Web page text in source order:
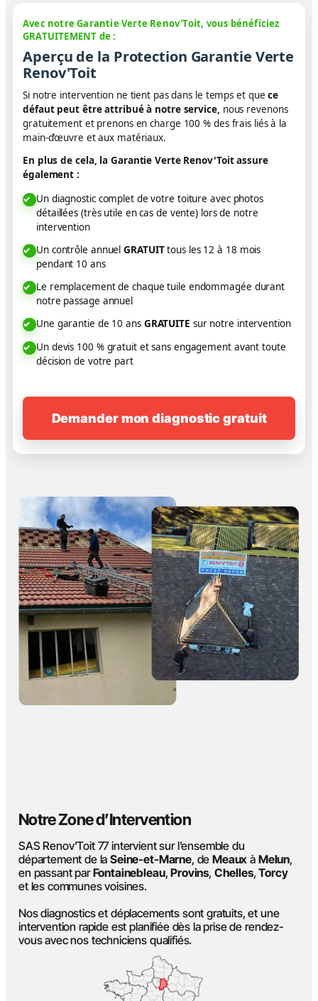
Avec notre Garantie Verte Renov'Toit, vous bénéficiez
GRATUITEMENT de :
Aperçu de la Protection Garantie Verte
Renov'Toit
Si notre intervention ne tient pas dans le temps et quece
défaut peut être attribué à notre service, nous revenons
gratuitement et prenons en charge 100 % des frais liés à la
main-d’œuvre et aux matériaux.
En plus de cela, la Garantie Verte Renov'Toit assure
également :
Un diagnostic complet de votre toiture avec photos
détaillées (très utile en cas de vente) lors de notre
intervention
Un contrôle annuelGRATUITtous les 12 à 18 mois
pendant 10 ans
Le remplacement de chaque tuile endommagée durant
notre passage annuel
Une garantie de 10 ans GRATUITE sur notre intervention
Un devis 100 % gratuit et sans engagement avant toute
décision de votre part
Demander mon diagnostic gratuit
Notre Zone d’Intervention
SAS Renov'Toit 77 intervient sur l’ensemble du
département de laSeine-et-Marne, deMeaux à Melun,
en passant parFontainebleau,Provins, Chelles,Torcy
et les communes voisines.
Nos diagnostics et déplacements sont gratuits, et une
intervention rapide est planifiée dès la prise de rendez-
vous avec nos techniciens qualifiés.